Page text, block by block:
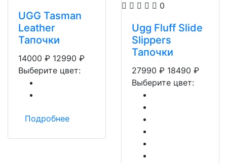
UGG Tasman
Leather
Тапочки
14000 ₽ 12990 ₽
Выберите цвет:
Подробнее
0
Ugg Fluff Slide
Slippers
Тапочки
27990 ₽ 18490 ₽
Выберите цвет: